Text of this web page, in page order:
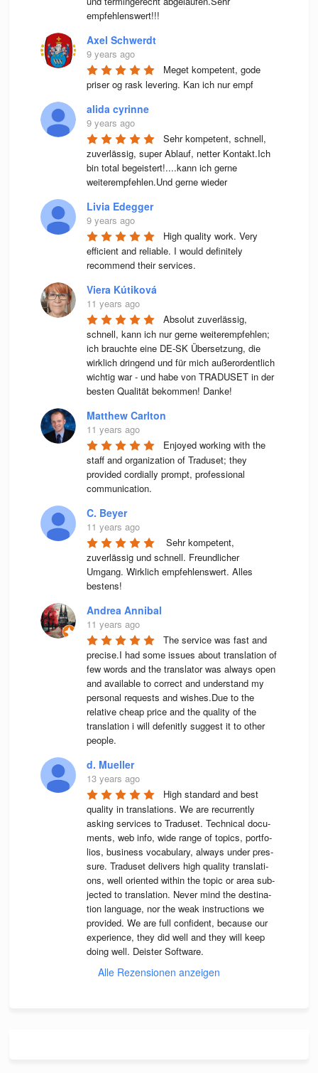
empfehlenswert!!!
Axel Schwerdt
9 years ago
Meget kompetent, gode
priser og rask levering. Kan ich nur empf
alida cyrinne
9 years ago
Sehr kompetent, schnell,
zuverlässig, super Ablauf, netter Kontakt.Ich
bin total begeistert!....kann ich gerne
weiterempfehlen.Und gerne wieder
Livia Edegger
9 years ago
High quality work. Very
efficient and reliable. I would definitely
recommend their services.
Viera Kútiková
11 years ago
Absolut zuverlässig,
schnell, kann ich nur gerne weiterempfehlen;
ich brauchte eine DE-SK Übersetzung, die
wirklich dringend und für mich außerordentlich
wichtig war - und habe von TRADUSET in der
besten Qualität bekommen! Danke!
Matthew Carlton
11 years ago
Enjoyed working with the
staff and organization of Traduset; they
provided cordially prompt, professional
communication.
C. Beyer
11 years ago
Sehr kompetent,
zuverlässig und schnell. Freundlicher
Umgang. Wirklich empfehlenswert. Alles
bestens!
Andrea Annibal
11 years ago
The service was fast and
precise.I had some issues about translation of
few words and the translator was always open
and available to correct and understand my
personal requests and wishes.Due to the
relative cheap price and the quality of the
translation i will defenitly suggest it to other
people.
d. Mueller
13 years ago
High stan­dard and best
qua­lity in trans­la­ti­ons. We are recur­rently
asking ser­vices to Tra­du­set. Tech­ni­cal docu­
ments, web info, wide range of topics, port­fo­
lios, busi­ness voca­bu­lary, always under pres­
sure. Tra­du­set deli­vers high qua­lity trans­la­ti­
ons, well ori­en­ted wit­hin the topic or area sub­
jec­ted to trans­la­tion. Never mind the desti­na­
tion lan­guage, nor the weak instruc­tions we
pro­vi­ded. We are full con­fi­dent, because our
expe­ri­ence, they did well and they will keep
doing well. Deis­ter Software.
Alle Rezensionen anzeigen